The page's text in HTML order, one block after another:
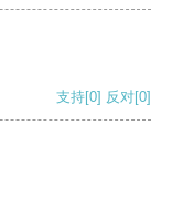
支持[0] 反对[0]